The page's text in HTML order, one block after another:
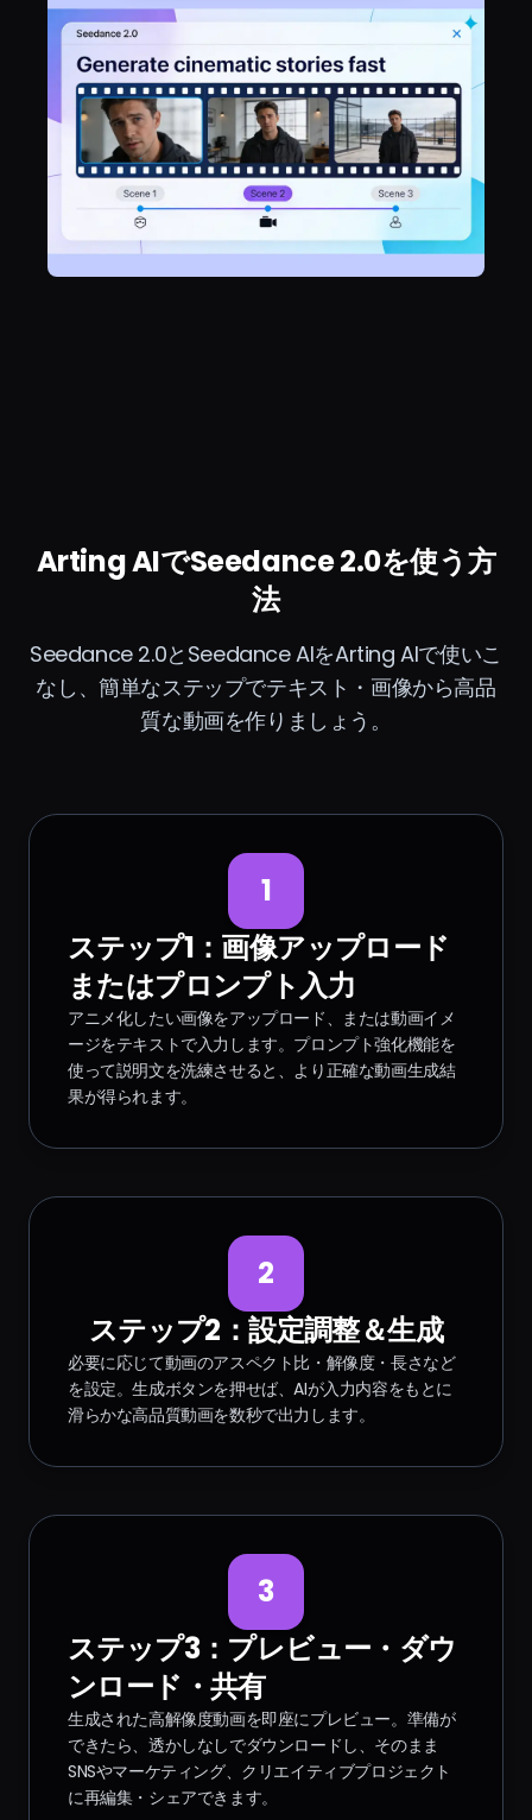
Arting AIでSeedance 2.0を使う方
法
Seedance 2.0とSeedance AIをArting AIで使いこ
なし、簡単なステップでテキスト・画像から高品
質な動画を作りましょう。
1
ステップ1：画像アップロード
またはプロンプト入力
アニメ化したい画像をアップロード、または動画イメ
ージをテキストで入力します。プロンプト強化機能を
使って説明文を洗練させると、より正確な動画生成結
果が得られます。
2
ステップ2：設定調整＆生成
必要に応じて動画のアスペクト比・解像度・長さなど
を設定。生成ボタンを押せば、AIが入力内容をもとに
滑らかな高品質動画を数秒で出力します。
3
ステップ3：プレビュー・ダウ
ンロード・共有
生成された高解像度動画を即座にプレビュー。準備が
できたら、透かしなしでダウンロードし、そのまま
SNSやマーケティング、クリエイティブプロジェクト
に再編集・シェアできます。